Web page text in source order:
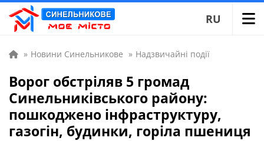
RU
» Новини Синельникове » Надзвичайні події
Ворог обстріляв 5 громад
Синельниківського району:
пошкоджено інфраструктуру,
газогін, будинки, горіла пшениця